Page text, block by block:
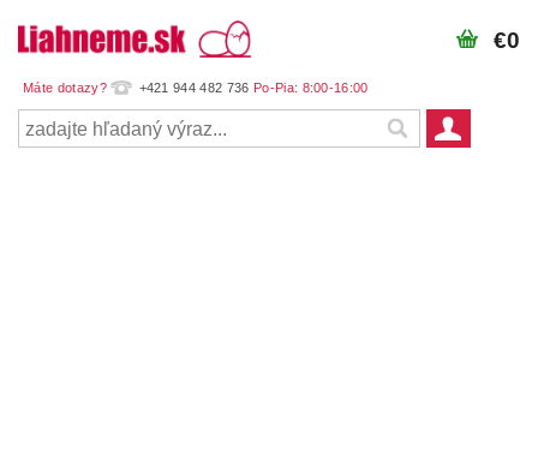
+421 944 482 736
€0